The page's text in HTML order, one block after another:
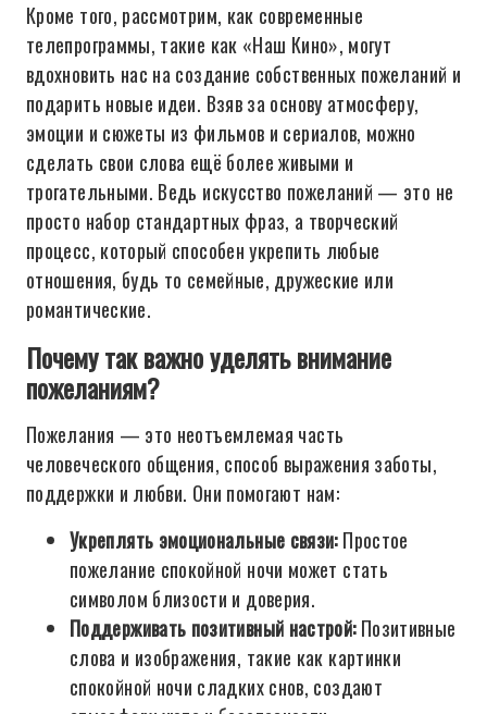
Кроме того, рассмотрим, как современные
телепрограммы, такие как «Наш Кино», могут
вдохновить нас на создание собственных пожеланий и
подарить новые идеи. Взяв за основу атмосферу,
эмоции и сюжеты из фильмов и сериалов, можно
сделать свои слова ещё более живыми и
трогательными. Ведь искусство пожеланий — это не
просто набор стандартных фраз, а творческий
процесс, который способен укрепить любые
отношения, будь то семейные, дружеские или
романтические.
Почему так важно уделять внимание
пожеланиям?
Пожелания — это неотъемлемая часть
человеческого общения, способ выражения заботы,
поддержки и любви. Они помогают нам:
Укреплять эмоциональные связи:Простое
пожелание спокойной ночи может стать
символом близости и доверия.
Поддерживать позитивный настрой:Позитивные
слова и изображения, такие как картинки
спокойной ночи сладких снов, создают